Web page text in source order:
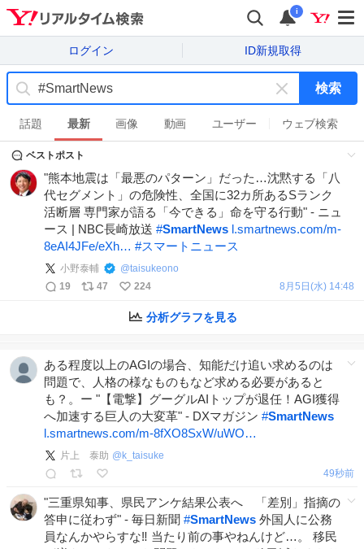
i
ログイン ID新規取得
キ
ー
ワ
ド
を
消
す
検索
話題 最新 画像 動画 ユーザー ウェブ検索
ベストポスト
"熊本地震は「最悪のパターン」だった…沈黙する「八
代セグメント」の危険性、全国に32カ所あるSランク
活断層 専門家が語る「今できる」命を守る行動" - ニュ
ース | NBC長崎放送 #SmartNews l.smartnews.com/m-
8eAI4JFe/eXh… #スマートニュース
小野泰輔 @taisukeono
19
47 224 8月5日(水) 14:48
分析グラフを見る
ある程度以上のAGIの場合、知能だけ追い求めるのは
問題で、人格の様なものもなど求める必要があると
も？。ー "【電撃】グーグルAIトップが退任！AGI獲得
へ加速する巨人の大変革" - DXマガジン #SmartNews
l.smartnews.com/m-8fXO8SxW/uWO…
片上 泰助 @ k_taisuke
1分前
"三重県知事、県民アンケ結果公表へ 「差別」指摘の
答申に従わず" - 毎日新聞 #SmartNews 外国人に公務
員なんかやらすな‼️ 当たり前の事やねんけど…。 移民